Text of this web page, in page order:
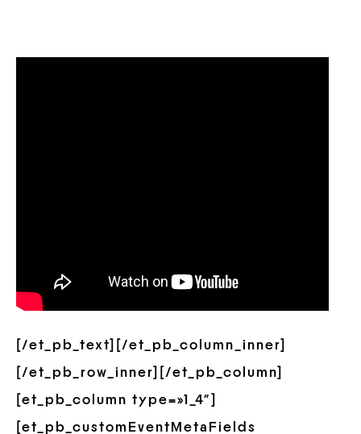
[/et_pb_text][/et_pb_column_inner]
[/et_pb_row_inner][/et_pb_column]
[et_pb_column type=»1_4″]
[et_pb_customEventMetaFields